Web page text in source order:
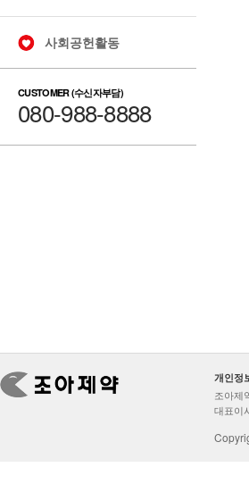
사회공헌활동
CUSTOMER (수신자부담)
080-988-8888
개인정
조아제
대표이